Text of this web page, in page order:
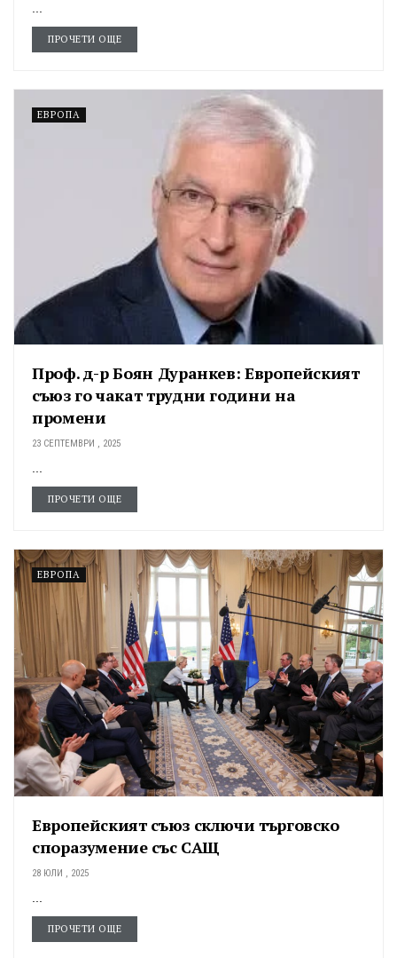
...
ПРОЧЕТИ ОЩЕ
ЕВРОПА
Проф. д-р Боян Дуранкев: Европейският
съюз го чакат трудни години на
промени
23 СЕПТЕМВРИ , 2025
...
ПРОЧЕТИ ОЩЕ
ЕВРОПА
Европейският съюз сключи търговско
споразумение със САЩ
28 ЮЛИ , 2025
ПРОЧЕТИ ОЩЕ